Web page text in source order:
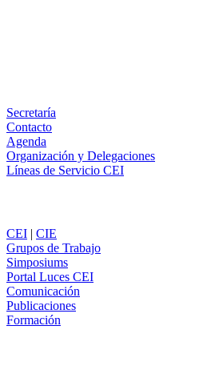
Secretaría
Contacto
Agenda
Organización y Delegaciones
Líneas de Servicio CEI
CEI | CIE
Grupos de Trabajo
Simposiums
Portal Luces CEI
Comunicación
Publicaciones
Formación